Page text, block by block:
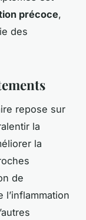
précoce,
des
repose sur
la
la
de